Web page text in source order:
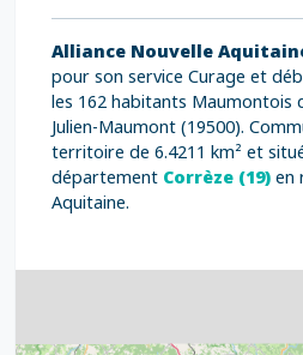
Alliance Nouvelle
pour son service Curage et
les 162 habitants Maumontois
Julien-Maumont (19500).
territoire de 6.4211 km² et
département Corrèze (19) en
Aquitaine.